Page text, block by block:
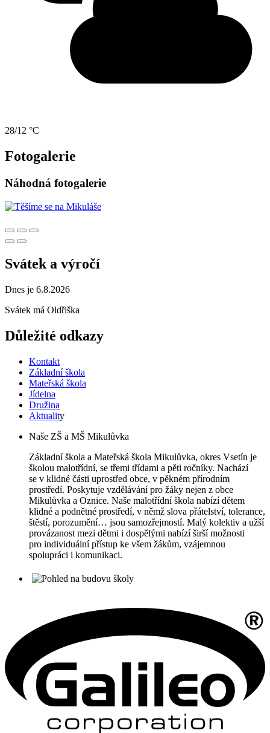
28/12 °C
Fotogalerie
Náhodná fotogalerie
Svátek a výročí
Dnes je 6.8.2026
Svátek má Oldřiška
Důležité odkazy
Kontakt
Základní škola
Mateřská škola
Jídelna
Družina
Aktuality
Naše ZŠ a MŠ Mikulůvka
Základní škola a Mateřská škola Mikulůvka, okres Vsetín je
školou malotřídní, se třemi třídami a pěti ročníky. Nachází
se v klidné části uprostřed obce, v pěkném přírodním
prostředí. Poskytuje vzdělávání pro žáky nejen z obce
Mikulůvka a Oznice. Naše malotřídní škola nabízí dětem
klidné a podnětné prostředí, v němž slova přátelství, tolerance,
štěstí, porozumění… jsou samozřejmostí. Malý kolektiv a užší
provázanost mezi dětmi i dospělými nabízí širší možnosti
pro individuální přístup ke všem žákům, vzájemnou
spolupráci i komunikaci.